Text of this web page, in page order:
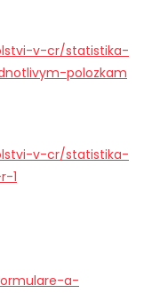
v-cr/statistika-
polozkam
v-cr/statistika-
1
a-